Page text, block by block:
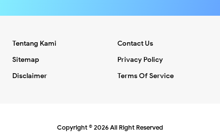
Tentang Kami
Contact Us
Sitemap
Privacy Policy
Disclaimer
Terms Of Service
Copyright ©2026All Right Reserved